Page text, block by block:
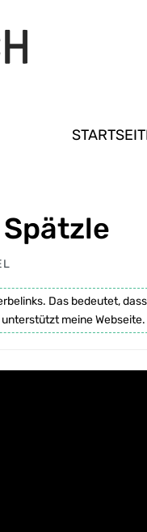
Das bedeutet,
meine Webseite.